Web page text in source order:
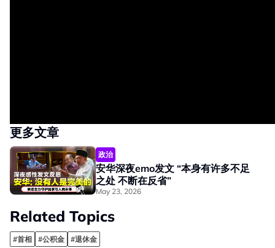
更多文章
政治
安华深夜emo发文 “本身有许多不足
之处 不断在反省”
May 23, 2026
Related Topics
#首相 #公积金 #退休金